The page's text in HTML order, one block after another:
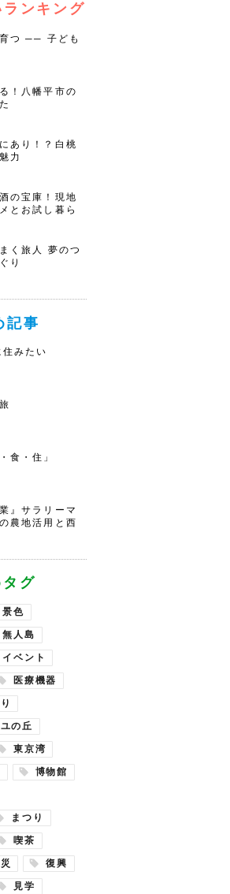
ンキング
つ ── 子ども
！八幡平市の
あり！？白桃
力
の宝庫！現地
とお試し暮ら
く旅人 夢のつ
り
記事
みたい
食・住」
』サラリーマ
農地活用と西
グ
景色
無人島
イベント
医療機器
の丘
東京湾
博物館
まつり
喫茶
復興
見学